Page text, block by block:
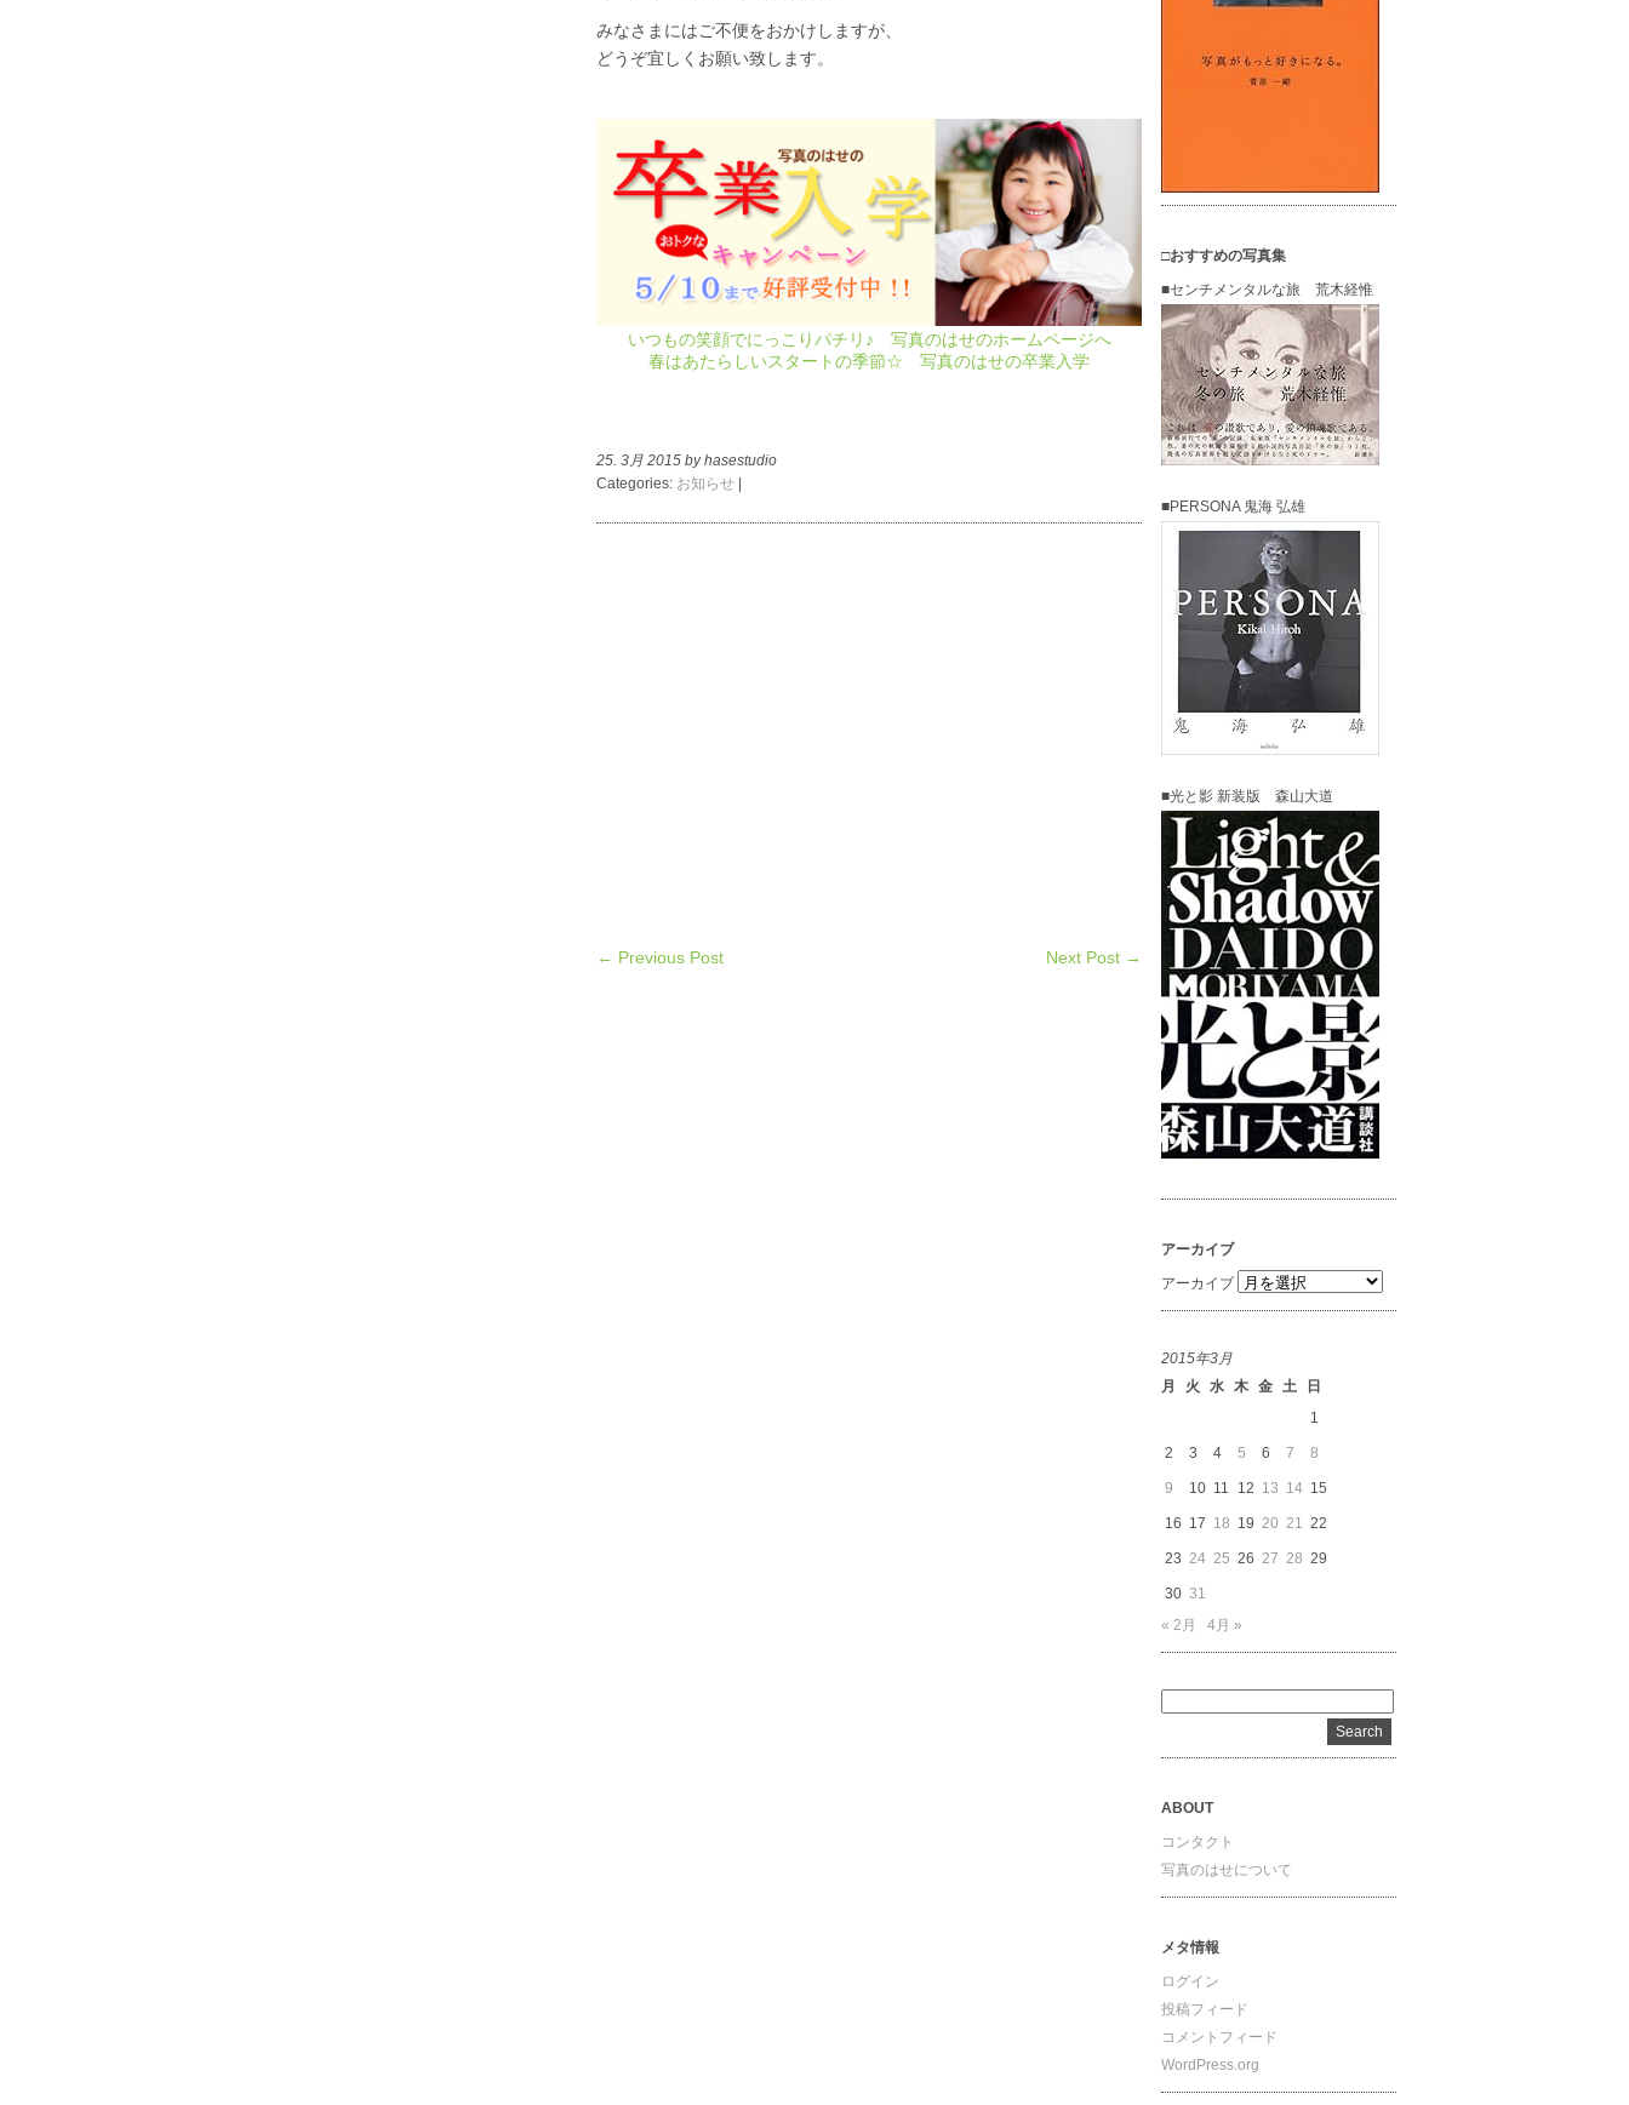
みなさまにはご不便をおかけしますが、
どうぞ宜しくお願い致します。
いつもの笑顔でにっこりパチリ♪ 写真のはせのホームページへ
春はあたらしいスタートの季節☆ 写真のはせの卒業入学
25. 3月 2015 by hasestudio
Categories: お知らせ |
← Previous Post Next Post →
□おすすめの写真集
■センチメンタルな旅 荒木経惟
■PERSONA 鬼海 弘雄
■光と影 新装版 森山大道
アーカイブ
アーカイブ
2015年3月
月
火 水 木 金 土
日
1
2 3 4 5 6 7 8
9 10 11 12 13 14 15
16 17 18 19 20 21 22
23 24 25 26 27 28 29
30 31
« 2月
4月 »
ABOUT
コンタクト
写真のはせについて
メタ情報
ログイン
投稿フィード
コメントフィード
WordPress.org